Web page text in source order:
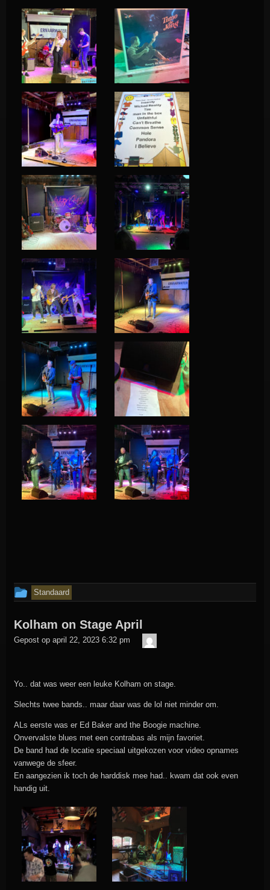
Dit
is
geplaatst
Standaard
Kolham on Stage April
Gepost op april 22, 2023 6:32 pm
Yo.. dat was weer een leuke Kolham on stage.
Slechts twee bands.. maar daar was de lol niet minder om.
ALs eerste was er Ed Baker and the Boogie machine.
Onvervalste blues met een contrabas als mijn favoriet.
De band had de locatie speciaal uitgekozen voor video opnames
vanwege de sfeer.
En aangezien ik toch de harddisk mee had.. kwam dat ook even
handig uit.